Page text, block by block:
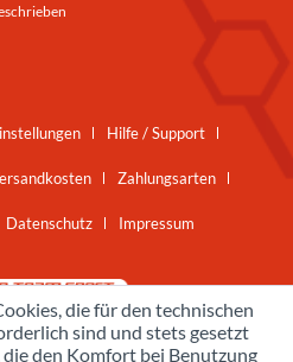
Hilfe / Support
Zahlungsarten
Datenschutz Impressum
die für den technischen
sind und stets gesetzt
den Komfort bei Benutzung